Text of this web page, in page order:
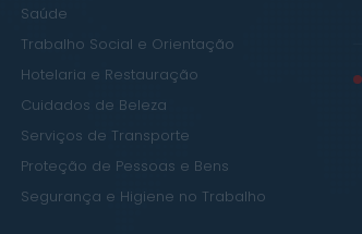
Saúde
Trabalho Social e Orientação
Hotelaria e Restauração
Cuidados de Beleza
Serviços de Transporte
Proteção de Pessoas e Bens
Segurança e Higiene no Trabalho